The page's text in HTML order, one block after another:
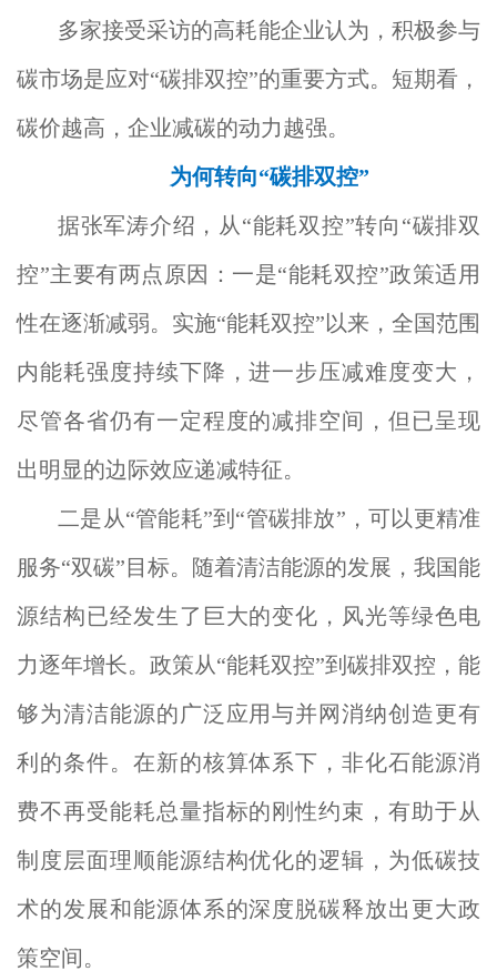
多家接受采访的高耗能企业认为，积极参与
碳市场是应对“碳排双控”的重要方式。短期看，
碳价越高，企业减碳的动力越强。
为何转向“碳排双控”
据张军涛介绍，从“能耗双控”转向“碳排双
控”主要有两点原因：一是“能耗双控”政策适用
性在逐渐减弱。实施“能耗双控”以来，全国范围
内能耗强度持续下降，进一步压减难度变大，
尽管各省仍有一定程度的减排空间，但已呈现
出明显的边际效应递减特征。
二是从“管能耗”到“管碳排放”，可以更精准
服务“双碳”目标。随着清洁能源的发展，我国能
源结构已经发生了巨大的变化，风光等绿色电
力逐年增长。政策从“能耗双控”到碳排双控，能
够为清洁能源的广泛应用与并网消纳创造更有
利的条件。在新的核算体系下，非化石能源消
费不再受能耗总量指标的刚性约束，有助于从
制度层面理顺能源结构优化的逻辑，为低碳技
术的发展和能源体系的深度脱碳释放出更大政
策空间。